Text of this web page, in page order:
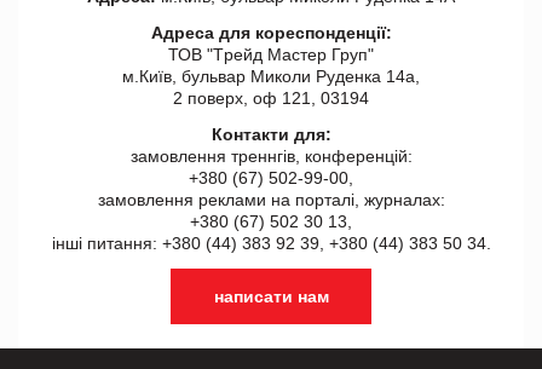
Адреса для кореспонденції:
ТОВ "Tрейд Мастер Груп"
м.Київ, бульвар Миколи Руденка 14а,
2 поверх, оф 121, 03194
Контакти для:
замовлення треннгів, конференцій:
+380 (67) 502-99-00,
замовлення реклами на порталі, журналах:
+380 (67) 502 30 13,
інші питання: +380 (44) 383 92 39, +380 (44) 383 50 34.
написати нам